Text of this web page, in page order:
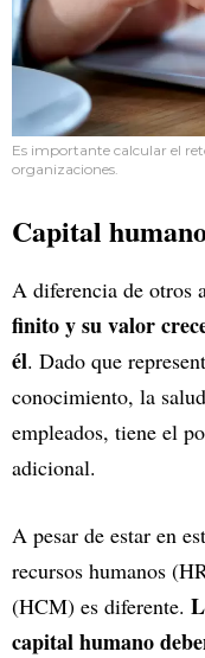
Es importante calcular el
organizaciones.
Capital
A diferencia de otros
finito y su valor
él. Dado que
conocimiento, la
empleados, tiene el
adicional.
A pesar de estar en
recursos humanos
(HCM) es diferente.
capital humano